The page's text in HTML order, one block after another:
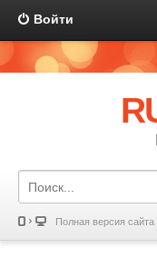
Войти
Полная версия сайта